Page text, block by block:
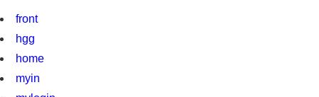
front
hgg
home
myin